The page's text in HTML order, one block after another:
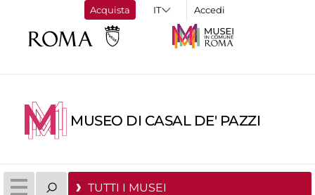
Acquista Accedi
MUSEO DI CASAL DE' PAZZI
TUTTI I MUSEI